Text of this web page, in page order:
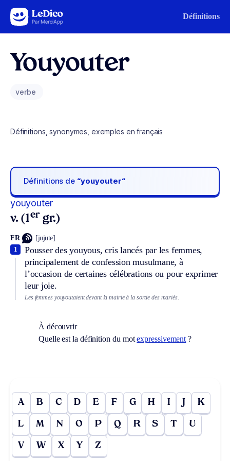
Aller au contenu Définitions
Youyouter
verbe
Définitions, synonymes, exemples en français
Définitions de “youyouter“
youyouter
v. (1er gr.)
FR [jujute]
Pousser des youyous, cris lancés par les femmes,
principalement de confession musulmane, à
l’occasion de certaines célébrations ou pour exprimer
leur joie.
1
Les femmes youyoutaient devant la mairie à la sortie des mariés.
À découvrir
Quelle est la définition du motexpressivement?
A B C D E F G H I J K
L M N O P Q R S T U
V W X Y Z